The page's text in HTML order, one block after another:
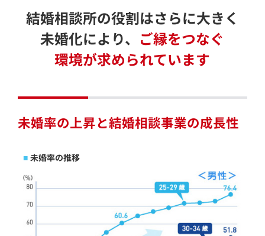
結婚相談所の役割はさらに大きく
未婚化により、 ご縁をつなぐ
環境が求められています
未婚率の上昇と結婚相談事業の成長性
未婚率の推移